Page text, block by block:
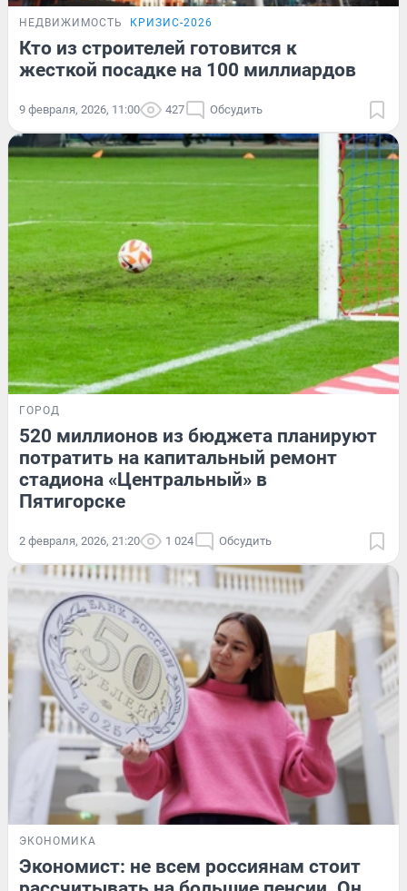
НЕДВИЖИМОСТЬ КРИЗИС-2026
Кто из строителей готовится к
жесткой посадке на 100 миллиардов
9 февраля, 2026, 11:00 427 Обсудить
ГОРОД
520 миллионов из бюджета планируют
потратить на капитальный ремонт
стадиона «Центральный» в
Пятигорске
2 февраля, 2026, 21:20 1 024 Обсудить
ЭКОНОМИКА
Экономист: не всем россиянам стоит